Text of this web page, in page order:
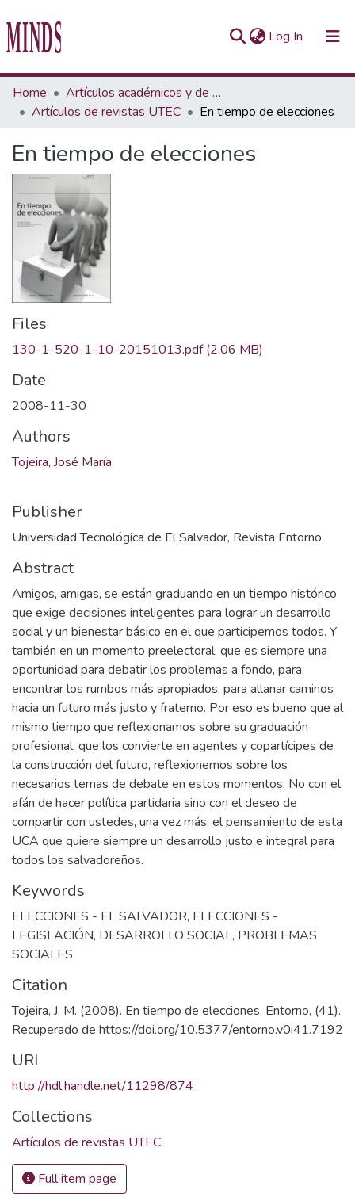
Log In (current)
Communities & Collections
All of Repository UTEC
Statistics
Home
Artículos académicos y de opinión
Artículos de revistas UTEC
En tiempo de elecciones
En tiempo de elecciones
Files
130-1-520-1-10-20151013.pdf(2.06 MB)
Date
2008-11-30
Authors
Tojeira, José María
Publisher
Universidad Tecnológica de El Salvador, Revista Entorno
Abstract
Amigos, amigas, se están graduando en un tiempo histórico
que exige decisiones inteligentes para lograr un desarrollo
social y un bienestar básico en el que participemos todos. Y
también en un momento preelectoral, que es siempre una
oportunidad para debatir los problemas a fondo, para
encontrar los rumbos más apropiados, para allanar caminos
hacia un futuro más justo y fraterno. Por eso es bueno que al
mismo tiempo que reflexionamos sobre su graduación
profesional, que los convierte en agentes y copartícipes de
la construcción del futuro, reflexionemos sobre los
necesarios temas de debate en estos momentos. No con el
afán de hacer política partidaria sino con el deseo de
compartir con ustedes, una vez más, el pensamiento de esta
UCA que quiere siempre un desarrollo justo e integral para
todos los salvadoreños.
Keywords
ELECCIONES - EL SALVADOR, ELECCIONES -
LEGISLACIÓN, DESARROLLO SOCIAL, PROBLEMAS
SOCIALES
Citation
Tojeira, J. M. (2008). En tiempo de elecciones. Entorno, (41).
Recuperado de https://doi.org/10.5377/entorno.v0i41.7192
URI
http://hdl.handle.net/11298/874
Collections
Artículos de revistas UTEC
Full item page